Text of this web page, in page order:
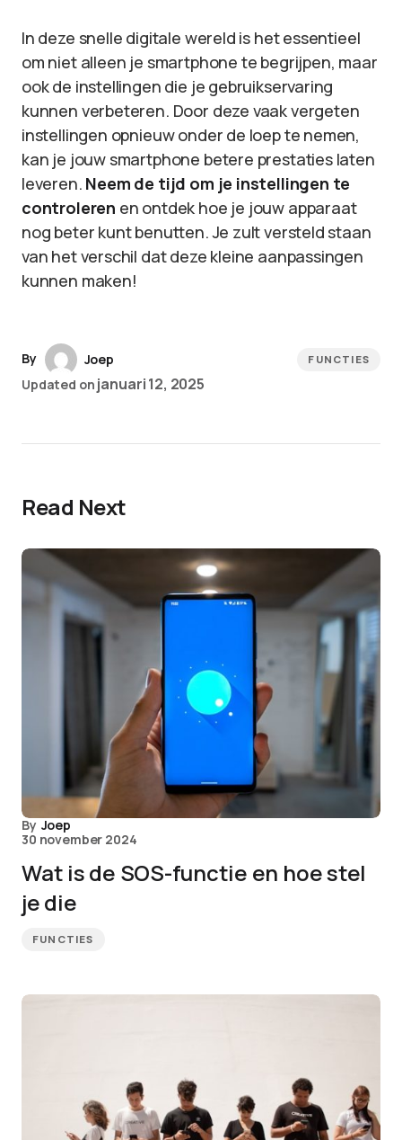
In deze snelle digitale wereld is het essentieel
om niet alleen je smartphone te begrijpen, maar
ook de instellingen die je gebruikservaring
kunnen verbeteren. Door deze vaak vergeten
instellingen opnieuw onder de loep te nemen,
kan je jouw smartphone betere prestaties laten
leveren. Neem de tijd om je instellingen te
controleren en ontdek hoe je jouw apparaat
nog beter kunt benutten. Je zult versteld staan
van het verschil dat deze kleine aanpassingen
kunnen maken!
By
Joep
Updated on januari 12, 2025
FUNCTIES
Read Next
By Joep
30 november 2024
Wat is de SOS-functie en hoe stel
je die
FUNCTIES